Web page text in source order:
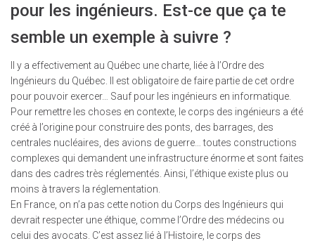
pour les ingénieurs. Est-ce que ça te
semble un exemple à suivre ?
Il y a effectivement au Québec une charte, liée à l’Ordre des
Ingénieurs du Québec. Il est obligatoire de faire partie de cet ordre
pour pouvoir exercer… Sauf pour les ingénieurs en informatique.
Pour remettre les choses en contexte, le corps des ingénieurs a été
créé à l’origine pour construire des ponts, des barrages, des
centrales nucléaires, des avions de guerre… toutes constructions
complexes qui demandent une infrastructure énorme et sont faites
dans des cadres très réglementés. Ainsi, l’éthique existe plus ou
moins à travers la réglementation.
En France, on n’a pas cette notion du Corps des Ingénieurs qui
devrait respecter une éthique, comme l’Ordre des médecins ou
celui des avocats. C’est assez lié à l’Histoire, le corps des